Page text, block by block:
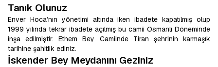
Tanık Olunuz
Enver Hoca’nın yönetimi altında iken ibadete kapatılmış olup
1999 yılında tekrar ibadete açılmış bu camii Osmanlı Döneminde
inşa edilmiştir. Ethem Bey Camiinde Tiran şehrinin karmaşık
tarihine şahitlik ediniz.
İskender Bey Meydanını Geziniz